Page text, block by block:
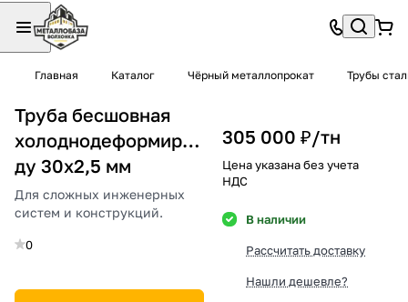
Главная Каталог Чёрный металлопрокат Трубы
Труба бесшовная
холоднодеформированная
ду 30х2,5 мм
Для сложных инженерных
систем и конструкций.
0
305 000 ₽/тн
Цена указана без учета
НДС
В наличии
Рассчитать доставку
Нашли дешевле?